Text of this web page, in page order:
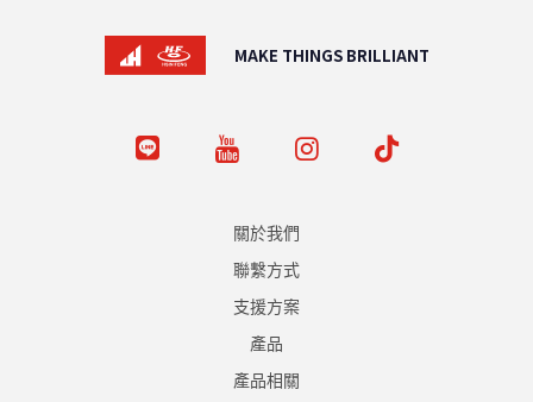
MAKE THINGS BRILLIANT
關於我們
聯繫方式
支援方案
產品
產品相關